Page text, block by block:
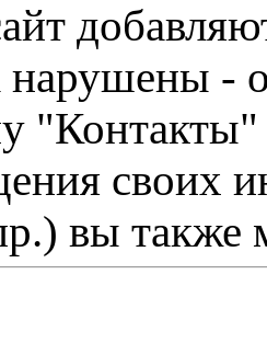
-
"Контакты"
своих
вы также